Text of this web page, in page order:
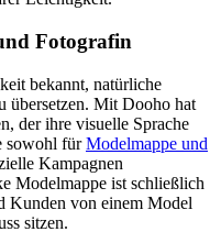
Fotografin
bekannt, natürliche
übersetzen. Mit Dooho hat
der ihre visuelle Sprache
sowohl fürModelmappe und
Kampagnen
Modelmappe ist schließlich
Kunden von einem Model
sitzen.